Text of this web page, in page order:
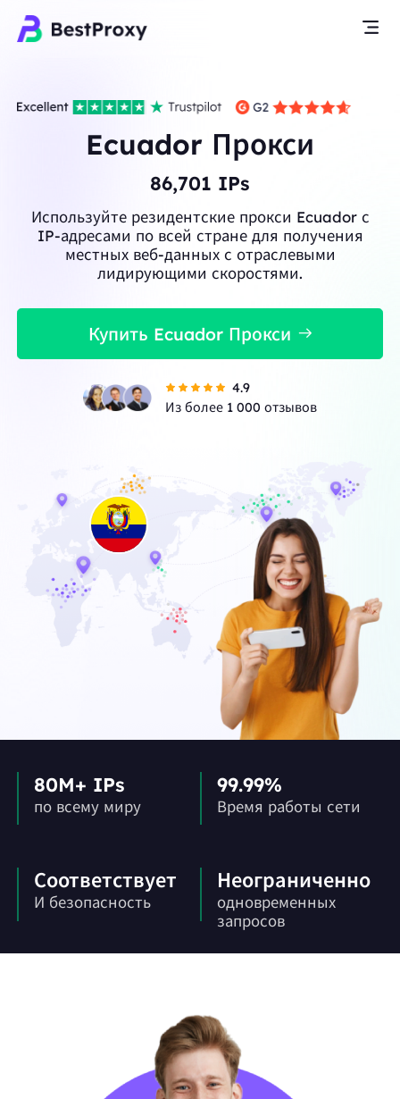
Ecuador Прокси
86,701 IPs
Используйте резидентские прокси Ecuador с
IP-адресами по всей стране для получения
местных веб-данных с отраслевыми
лидирующими скоростями.
Купить Ecuador Прокси
4.9
Из более 1 000 отзывов
80M+ IPs
по всему миру
99.99%
Время работы сети
Соответствует
И безопасность
Неограниченно
одновременных
запросов